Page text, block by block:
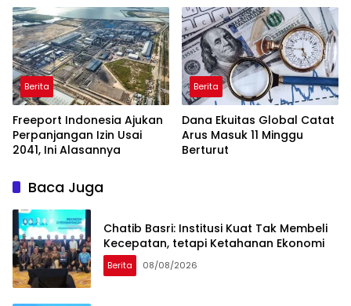
Berita
Freeport Indonesia Ajukan
Perpanjangan Izin Usai
2041, Ini Alasannya
Berita
Dana Ekuitas Global Catat
Arus Masuk 11 Minggu
Berturut
Baca Juga
Chatib Basri: Institusi Kuat Tak Membeli
Kecepatan, tetapi Ketahanan Ekonomi
Berita 08/08/2026